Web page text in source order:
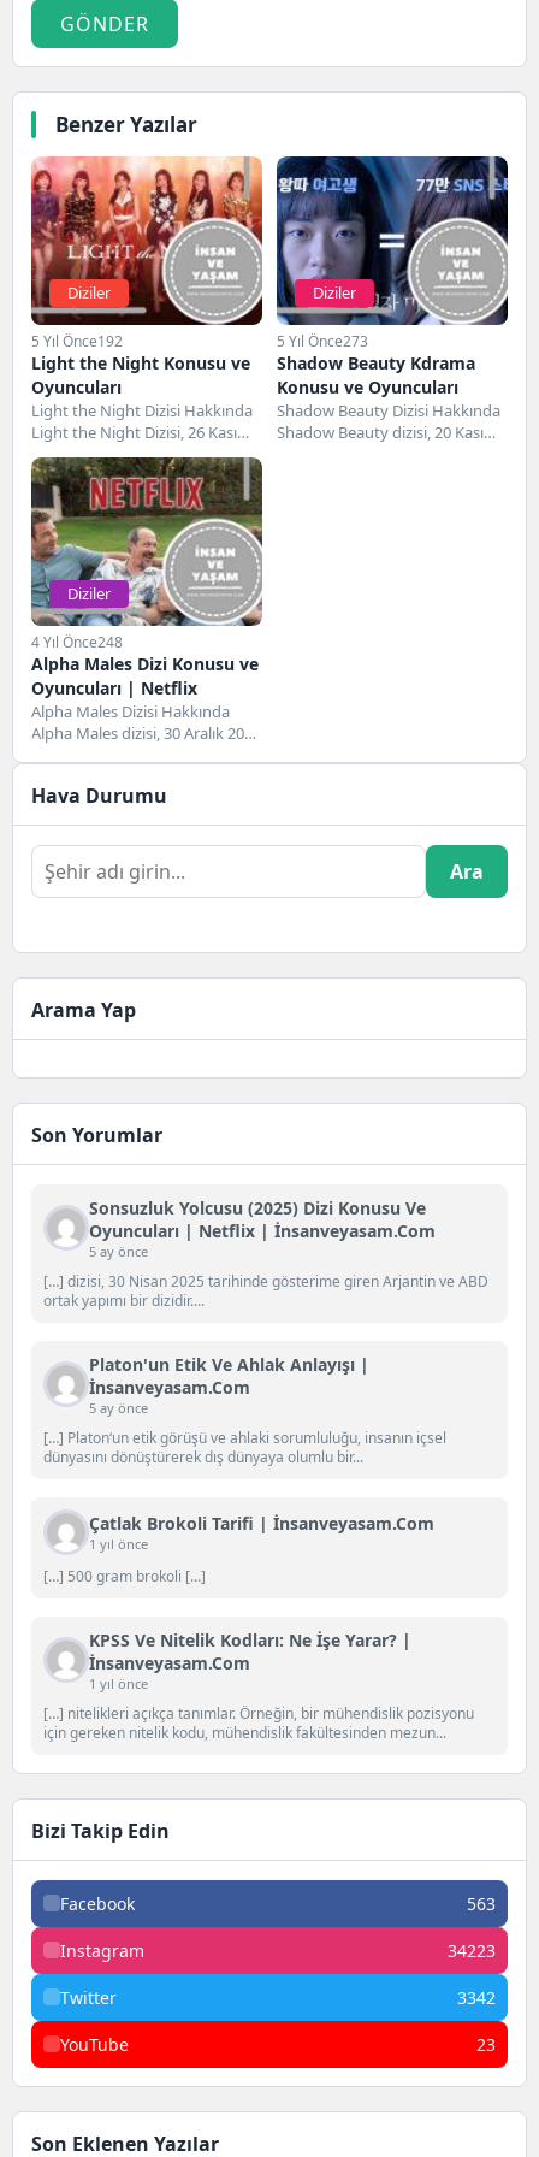
GÖNDER
Benzer Yazılar
Diziler
5 Yıl Önce192
Light the Night Konusu ve
Oyuncuları
Light the Night Dizisi Hakkında
Light the Night Dizisi, 26 Kasım
2021 tarihinde gösterime giren...
Diziler
5 Yıl Önce273
Shadow Beauty Kdrama
Konusu ve Oyuncuları
Shadow Beauty Dizisi Hakkında
Shadow Beauty dizisi, 20 Kasım
Diziler
4 Yıl Önce248
Alpha Males Dizi Konusu ve
Oyuncuları | Netflix
Alpha Males Dizisi Hakkında
Alpha Males dizisi, 30 Aralık 2022
Hava Durumu
Ara
Arama Yap
Son Yorumlar
Sonsuzluk Yolcusu (2025) Dizi Konusu Ve
Oyuncuları | Netflix | İnsanveyasam.com
5 ay önce
[…] dizisi, 30 Nisan 2025 tarihinde gösterime giren Arjantin ve ABD
ortak yapımı bir dizidir....
Platon'un Etik Ve Ahlak Anlayışı |
İnsanveyasam.com
5 ay önce
[…] Platon‘un etik görüşü ve ahlaki sorumluluğu, insanın içsel
dünyasını dönüştürerek dış dünyaya olumlu bir...
Çatlak Brokoli Tarifi | İnsanveyasam.com
1 yıl önce
[…] 500 gram brokoli […]
KPSS Ve Nitelik Kodları: Ne İşe Yarar? |
İnsanveyasam.com
1 yıl önce
[…] nitelikleri açıkça tanımlar. Örneğin, bir mühendislik pozisyonu
için gereken nitelik kodu, mühendislik fakültesinden mezun...
Bizi Takip Edin
Facebook 563
Instagram 34223
Twitter 3342
YouTube 23
Son Eklenen Yazılar